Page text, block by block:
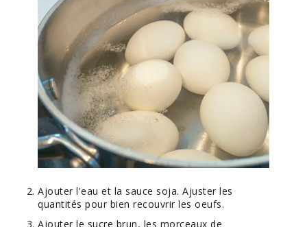
Ajouter l'eau et la sauce soja. Ajuster les
quantités pour bien recouvrir les oeufs.
Ajouter le sucre brun, les morceaux de